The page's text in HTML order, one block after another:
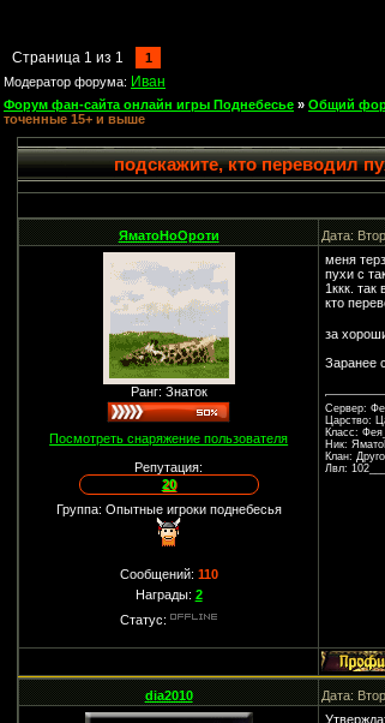
Страница 1 из 1
1
Модератор форума: Иван
Форум фан-сайта онлайн игры Поднебесье » Общий
точенные 15+ и выше
подскажите, кто переводил
ЯматоНоОроти Дата:
Ранг: Знаток
Посмотреть снаряжение пользователя
Репутация:
20
Группа: Опытные игроки поднебесья
Сообщений: 110
Награды: 2
Статус:
меня
пухи с
1ккк.
кто
за
Заранее
Сервер:
Царство:
Класс:
Ник:
Клан:
Лвл:
dia2010 Дата: